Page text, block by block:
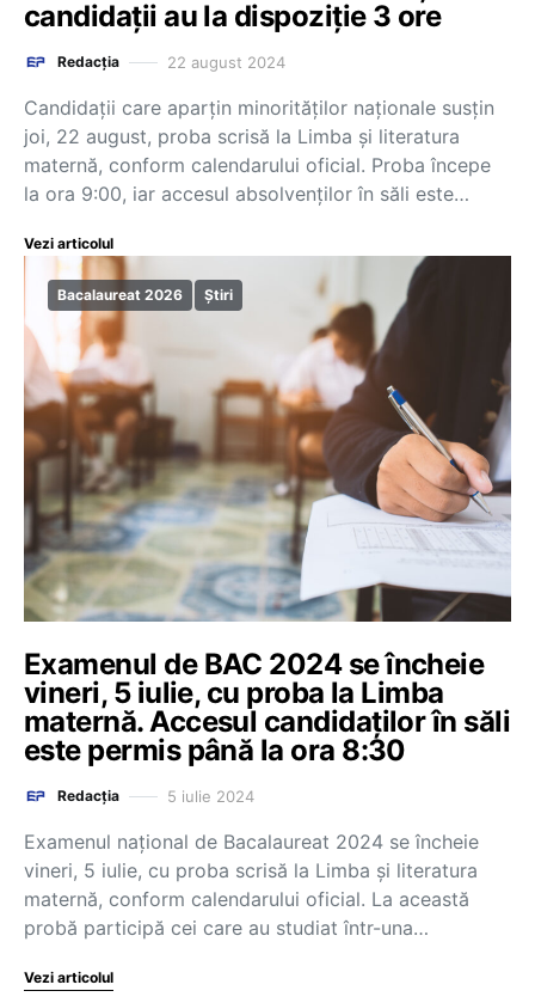
candidații au la dispoziție 3 ore
Redacția 22 august 2024
Candidații care aparțin minorităților naționale susțin
joi, 22 august, proba scrisă la Limba și literatura
maternă, conform calendarului oficial. Proba începe
la ora 9:00, iar accesul absolvenților în săli este…
Vezi articolul
Bacalaureat 2026 Știri
Examenul de BAC 2024 se încheie
vineri, 5 iulie, cu proba la Limba
maternă. Accesul candidaților în săli
este permis până la ora 8:30
Redacția 5 iulie 2024
Examenul național de Bacalaureat 2024 se încheie
vineri, 5 iulie, cu proba scrisă la Limba și literatura
maternă, conform calendarului oficial. La această
probă participă cei care au studiat într-una…
Vezi articolul